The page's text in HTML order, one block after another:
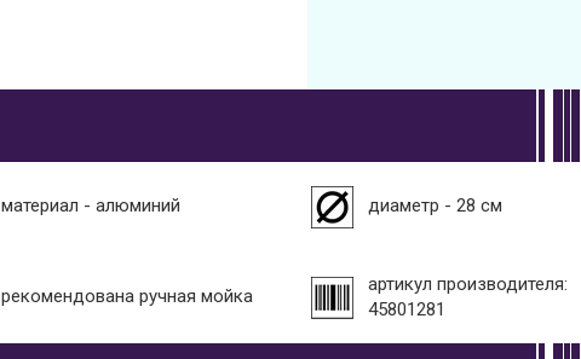
материал - алюминий диаметр - 28 см
рекомендована ручная мойка
артикул производителя:
45801281